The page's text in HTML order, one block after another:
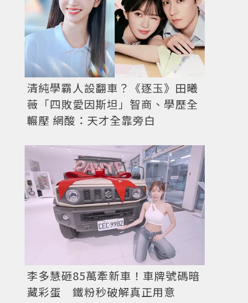
清純學霸人設翻車？《逐玉》田曦
薇「四敗愛因斯坦」智商、學歷全
輾壓 網酸：天才全靠旁白
李多慧砸85萬牽新車！車牌號碼暗
藏彩蛋 鐵粉秒破解真正用意